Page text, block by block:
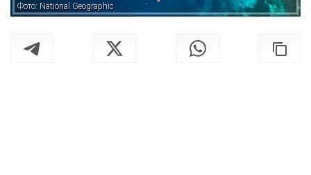
Фото: National Geographic